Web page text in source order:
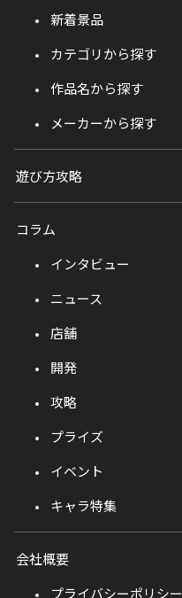
新着景品
カテゴリから探す
作品名から探す
メーカーから探す
遊び方攻略
コラム
インタビュー
ニュース
店舗
開発
攻略
プライズ
イベント
キャラ特集
会社概要
プライバシーポリシー